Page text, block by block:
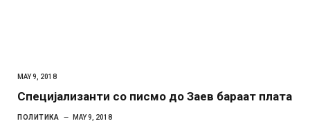
MAY 9, 2018
Специјализанти со писмо до Заев бараат плата
ПОЛИТИКА MAY 9, 2018